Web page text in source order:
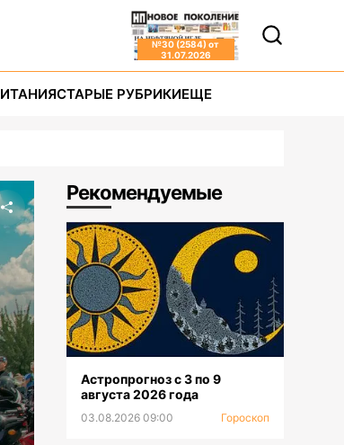
№30 (2584) от
31.07.2026
СТАРЫЕ РУБРИКИЕЩЕ
Рекомендуемые
Астропрогноз с 3 по 9
августа 2026 года
03.08.2026 09:00 Гороскоп